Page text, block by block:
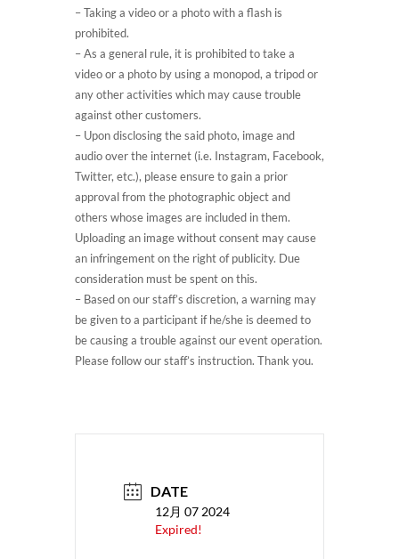
– Taking a video or a photo with a flash is
prohibited.
– As a general rule, it is prohibited to take a
video or a photo by using a monopod, a tripod or
any other activities which may cause trouble
against other customers.
– Upon disclosing the said photo, image and
audio over the internet (i.e. Instagram, Facebook,
Twitter, etc.), please ensure to gain a prior
approval from the photographic object and
others whose images are included in them.
Uploading an image without consent may cause
an infringement on the right of publicity. Due
consideration must be spent on this.
– Based on our staff’s discretion, a warning may
be given to a participant if he/she is deemed to
be causing a trouble against our event operation.
Please follow our staff’s instruction. Thank you.
DATE
12月 07 2024
Expired!